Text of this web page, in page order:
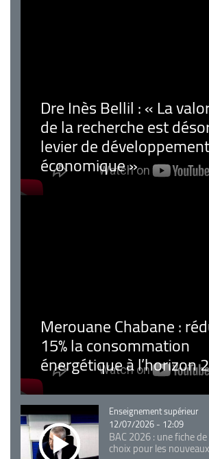
Dre Inès Bellil : « La
de la recherche est
levier de développement
économique »
Merouane Chabane :
15% la consommation
énergétique à l’horizon
Catégorie
Enseignement supérieur
12/07/2026 - 12:09
BAC 2026 : une fiche
choix pour les